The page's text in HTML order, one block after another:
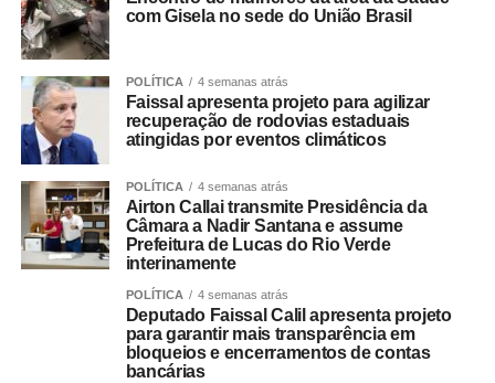
com Gisela no sede do União Brasil
POLÍTICA 4 semanas atrás
Faissal apresenta projeto para agilizar
recuperação de rodovias estaduais
atingidas por eventos climáticos
POLÍTICA 4 semanas atrás
Airton Callai transmite Presidência da
Câmara a Nadir Santana e assume
Prefeitura de Lucas do Rio Verde
interinamente
POLÍTICA 4 semanas atrás
Deputado Faissal Calil apresenta projeto
para garantir mais transparência em
bloqueios e encerramentos de contas
bancárias